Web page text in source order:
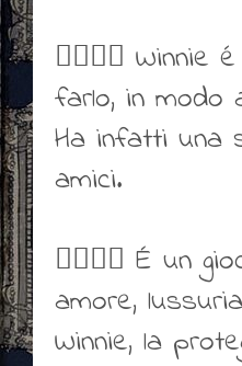
👍🏻👎🏻
farlo, in modo
Ha infatti una
amici.
👍🏻👎🏻 É un
amore,
Winnie, la